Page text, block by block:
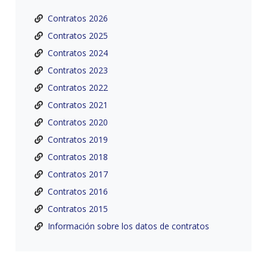
Contratos 2026
Contratos 2025
Contratos 2024
Contratos 2023
Contratos 2022
Contratos 2021
Contratos 2020
Contratos 2019
Contratos 2018
Contratos 2017
Contratos 2016
Contratos 2015
Información sobre los datos de contratos